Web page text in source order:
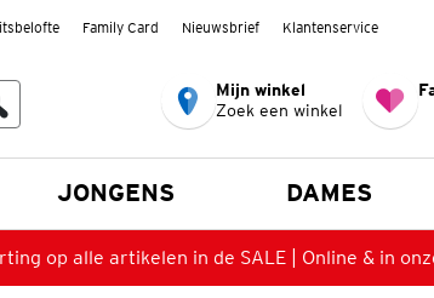
Family Card Nieuwsbrief Klantenservice
Mijn winkel
Zoek een winkel
JONGENS DAMES
op alle artikelen in de SALE | Online & in